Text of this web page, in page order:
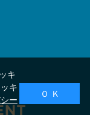
キ
キ
ー
Ｏ Ｋ